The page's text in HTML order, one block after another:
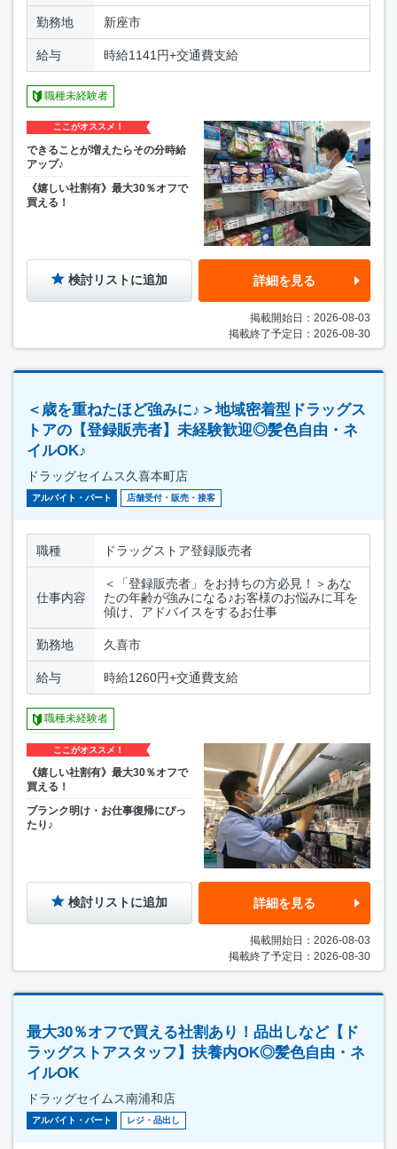
勤務地 新座市
給与 時給1141円+交通費支給
職種未経験者
ここがオススメ！
できることが増えたらその分時給
アップ♪
《嬉しい社割有》最大30％オフで
買える！
検討リストに追加 詳細を見る
掲載開始日：2026-08-03
掲載終了予定日：2026-08-30
＜歳を重ねたほど強みに♪＞地域密着型ドラッグス
トアの【登録販売者】未経験歓迎◎髪色自由・ネ
イルOK♪
ドラッグセイムス久喜本町店
アルバイト・パート 店舗受付・販売・接客
職種 ドラッグストア登録販売者
仕事内容
＜「登録販売者」をお持ちの方必見！＞あな
たの年齢が強みになる♪お客様のお悩みに耳を
傾け、アドバイスをするお仕事
勤務地 久喜市
給与 時給1260円+交通費支給
職種未経験者
ここがオススメ！
《嬉しい社割有》最大30％オフで
買える！
ブランク明け・お仕事復帰にぴっ
たり♪
検討リストに追加 詳細を見る
掲載開始日：2026-08-03
掲載終了予定日：2026-08-30
最大30％オフで買える社割あり！品出しなど【ド
ラッグストアスタッフ】扶養内OK◎髪色自由・ネ
イルOK
ドラッグセイムス南浦和店
アルバイト・パート レジ・品出し